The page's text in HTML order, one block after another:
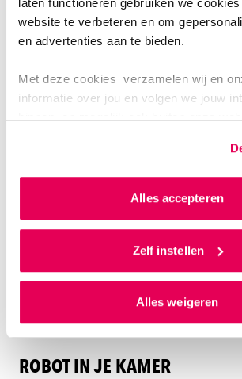
website te verbeteren en om
en advertenties aan te bieden.
Met deze cookies verzamelen wij en
informatie over jou en volgen we jouw
binnen, en mogelijk ook buiten onze
website en communicatie aan op jouw
kunnen we zo gerichte advertenties
van jouw internetgedrag.
Als je op ‘Alles accepteren’ klikt dan
toestemming om cookies voor social
gepersonaliseerde advertenties te
cookiestatement. Via ‘Zelf
instellen welke cookies we plaatsen. Je
ons cookiestatement .
Alles accepteren
Zelf instellen
Alles weigeren
OVERZICHTELIJKE WEERGAVE
Sylke heeft uitgebreid getest hoe
app is overzichtelijk opgedeeld
hoeft te zoeken naar een bepaalde
overzichtelijk weergegeven in een
‘Hey Tessa’ hebt gezegd, klinkt er een
je vraag stellen. Er klinkt opnieuw een
zal antwoord geven. De vraag moet
voorgeprogrammeerd staan in het
"In het begin is dat programmeren
je het eenmaal doorhebt, is het erg
ROBOT IN JE KAMER